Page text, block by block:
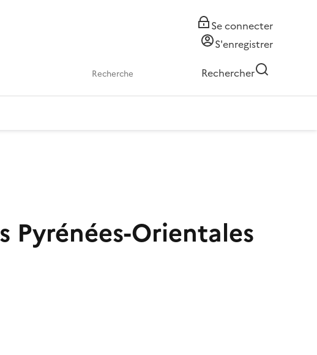
Se connecter
S'enregistrer
Rechercher
Pyrénées-Orientales